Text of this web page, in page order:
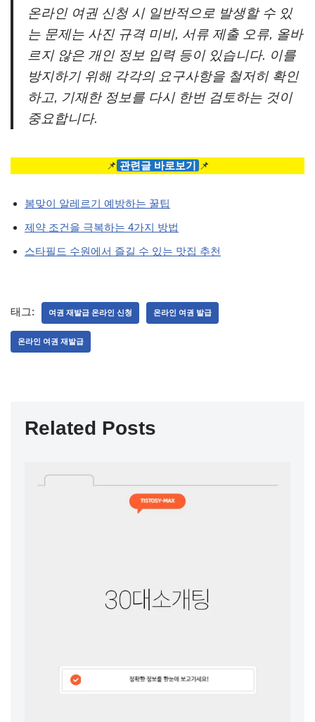
온라인 여권 신청 시 일반적으로 발생할 수 있
는 문제는 사진 규격 미비, 서류 제출 오류, 올바
르지 않은 개인 정보 입력 등이 있습니다. 이를
방지하기 위해 각각의 요구사항을 철저히 확인
하고, 기재한 정보를 다시 한번 검토하는 것이
중요합니다.
📌 관련글 바로보기 📌
봄맞이 알레르기 예방하는 꿀팁
제약 조건을 극복하는 4가지 방법
스타필드 수원에서 즐길 수 있는 맛집 추천
태그: 여권 재발급 온라인 신청 온라인 여권 발급
온라인 여권 재발급
Related Posts